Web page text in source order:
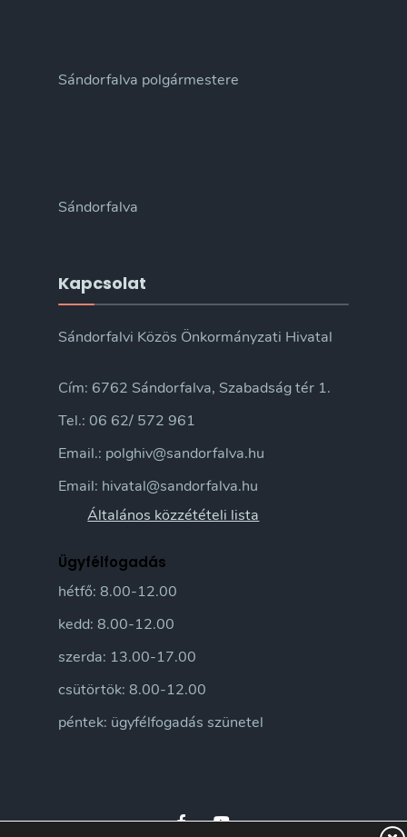
Sándorfalva polgármestere
Sándorfalva
Kapcsolat
Sándorfalvi Közös Önkormányzati Hivatal
Cím: 6762 Sándorfalva, Szabadság tér 1.
Tel.: 06 62/ 572 961
Email.: polghiv@sandorfalva.hu
Email: hivatal@sandorfalva.hu
Általános közzétételi lista
Ügyfélfogadás
hétfő: 8.00-12.00
kedd: 8.00-12.00
szerda: 13.00-17.00
csütörtök: 8.00-12.00
péntek: ügyfélfogadás szünetel